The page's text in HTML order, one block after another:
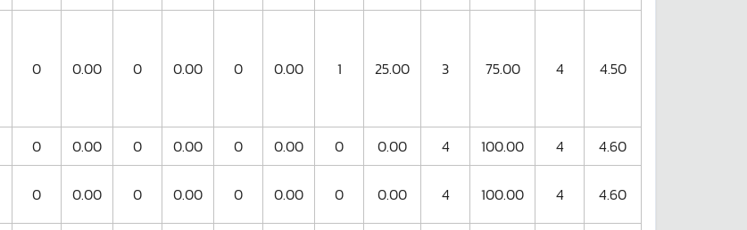
0 0.00 0 0.00 0 0.00 1 25.00 3 75.00 4 4.50
0 0.00 0 0.00 0 0.00 0 0.00 4 100.00 4
4.60
0 0.00 0 0.00 0 0.00 0 0.00 4 100.00 4 4.60